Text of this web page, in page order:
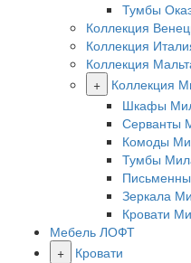
Тумбы
Коллекция
Коллекция
Коллекция
+
Коллекция
Шкафы
Серванты
Комоды
Тумбы
Зеркала
Кровати
Мебель ЛОФТ
+
Кровати